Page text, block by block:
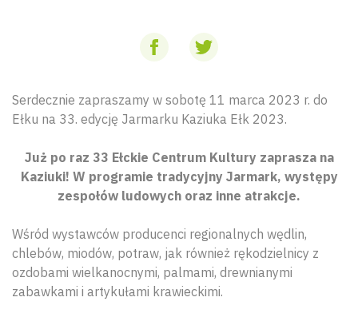
Serdecznie zapraszamy w sobotę 11 marca 2023 r. do
Ełku na 33. edycję Jarmarku Kaziuka Ełk 2023.
Już po raz 33 Ełckie Centrum Kultury zaprasza na
Kaziuki! W programie tradycyjny Jarmark, występy
zespołów ludowych oraz inne atrakcje.
Wśród wystawców producenci regionalnych wędlin,
chlebów, miodów, potraw, jak również rękodzielnicy z
ozdobami wielkanocnymi, palmami, drewnianymi
zabawkami i artykułami krawieckimi.